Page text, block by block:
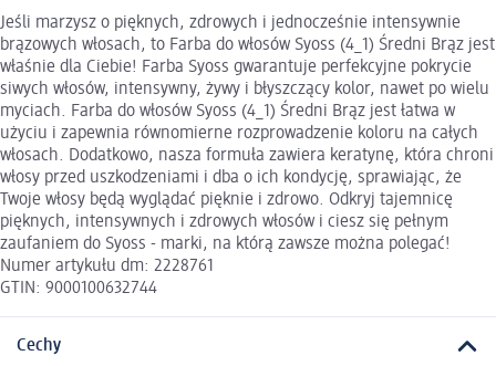
Jeśli marzysz o pięknych, zdrowych i jednocześnie intensywnie
brązowych włosach, to Farba do włosów Syoss (4_1) Średni Brąz jest
właśnie dla Ciebie! Farba Syoss gwarantuje perfekcyjne pokrycie
siwych włosów, intensywny, żywy i błyszczący kolor, nawet po wielu
myciach. Farba do włosów Syoss (4_1) Średni Brąz jest łatwa w
użyciu i zapewnia równomierne rozprowadzenie koloru na całych
włosach. Dodatkowo, nasza formuła zawiera keratynę, która chroni
włosy przed uszkodzeniami i dba o ich kondycję, sprawiając, że
Twoje włosy będą wyglądać pięknie i zdrowo. Odkryj tajemnicę
pięknych, intensywnych i zdrowych włosów i ciesz się pełnym
zaufaniem do Syoss - marki, na którą zawsze można polegać!
Numer artykułu dm: 2228761
GTIN: 9000100632744
Cechy